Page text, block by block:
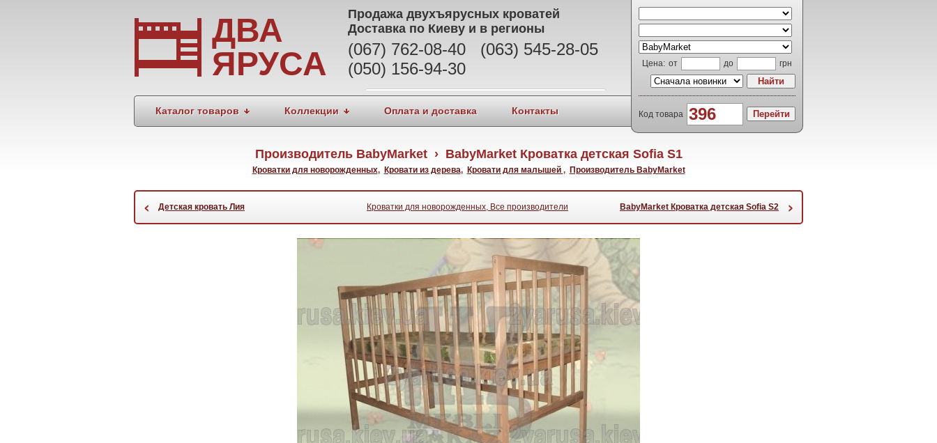
ДВА
ЯРУСА
Продажа двухъярусных кроватей
Доставка по Киеву и в регионы
(067) 762-08-40 (063) 545-28-05
(050) 156-94-30
Каталог товаров Коллекции Оплата и доставка Контакты
Цена: от до грн
Код товара
Производитель BabyMarket › BabyMarket Кроватка детская Sofia S1
Кроватки для новорожденных, Кровати из дерева, Кровати для малышей , Производитель BabyMarket
‹ Детская кровать Лия Кроватки для новорожденных, Все производители BabyMarket Кроватка детская Sofia S2 ›